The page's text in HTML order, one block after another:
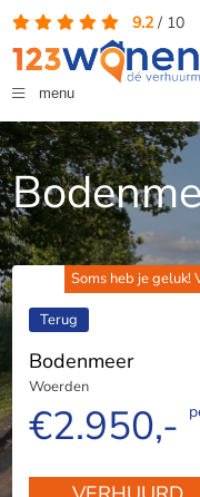
9.2/ 10
menu
Soms heb je geluk!
Terug
Bodenmeer
Woerden
€2.950,-